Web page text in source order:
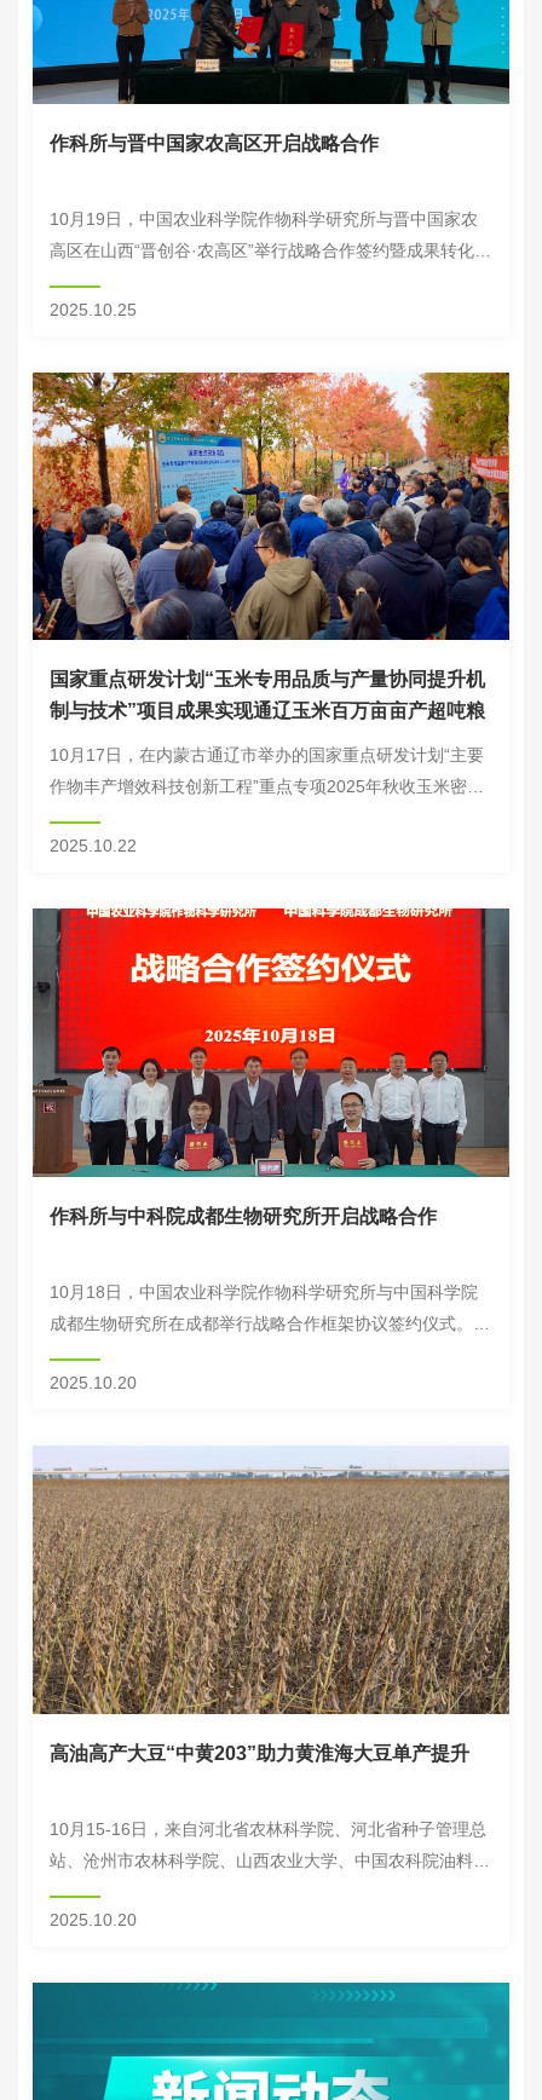
作科所与晋中国家农高区开启战略合作
10月19日，中国农业科学院作物科学研究所与晋中国家农
高区在山西“晋创谷·农高区”举行战略合作签约暨成果转化启
动仪式。作科所副所长郭刚刚与晋中国家农高区管委会副主
任杨文军分别代表双方签约。作科所所长周...
2025.10.25
国家重点研发计划“玉米专用品质与产量协同提升机
制与技术”项目成果实现通辽玉米百万亩亩产超吨粮
10月17日，在内蒙古通辽市举办的国家重点研发计划“主要
作物丰产增效科技创新工程”重点专项2025年秋收玉米密植
高产栽培技术示范观摩会上传来喜讯，通辽市208.02万亩示
范区平均产量达1018.25公...
2025.10.22
作科所与中科院成都生物研究所开启战略合作
10月18日，中国农业科学院作物科学研究所与中国科学院
成都生物研究所在成都举行战略合作框架协议签约仪式。作
科所副所长王文生与成都生物所副所长谭周亮分别代表双方
签约。作科所钱前院士、所长周文彬、所长助理...
2025.10.20
高油高产大豆“中黄203”助力黄淮海大豆单产提升
10月15-16日，来自河北省农林科学院、河北省种子管理总
站、沧州市农林科学院、山西农业大学、中国农科院油料作
物研究所等单位专家组成的专家组，对河北省石家庄市无极
县的高油高产大豆万亩示范田进行现场实收...
2025.10.20